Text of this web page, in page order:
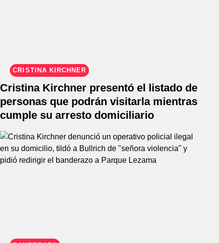
CRISTINA KIRCHNER
Cristina Kirchner presentó el listado de
personas que podrán visitarla mientras
cumple su arresto domiciliario